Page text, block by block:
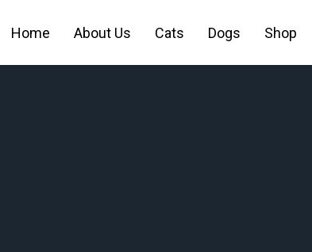
Home About Us Cats Dogs Shop